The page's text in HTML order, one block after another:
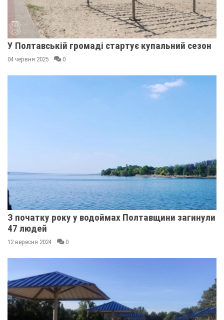
У Полтавській громаді стартує купальний сезон
04 червня 2025 0
З початку року у водоймах Полтавщини загинули
47 людей
12 вересня 2024 0